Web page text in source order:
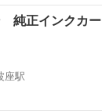
その他
純正インクカ
座駅